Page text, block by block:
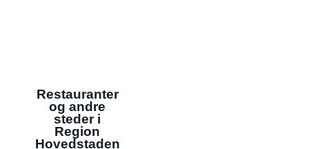
Restauranter
og andre
steder i
Region
Hovedstaden